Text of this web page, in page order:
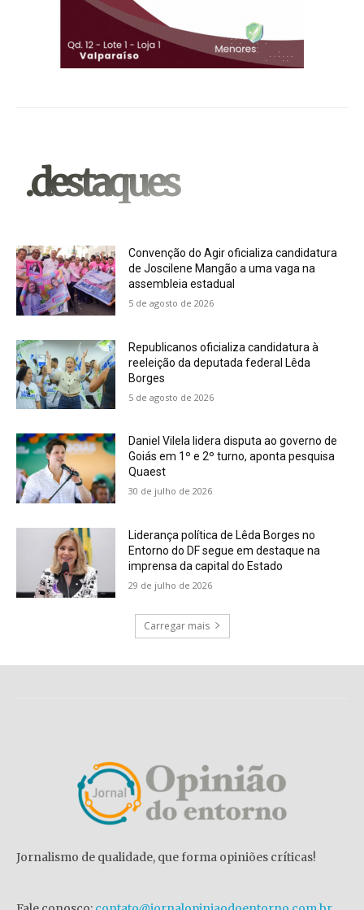
.destaques
Convenção do Agir oficializa candidatura
de Joscilene Mangão a uma vaga na
assembleia estadual
5 de agosto de 2026
Republicanos oficializa candidatura à
reeleição da deputada federal Lêda
Borges
5 de agosto de 2026
Daniel Vilela lidera disputa ao governo de
Goiás em 1º e 2º turno, aponta pesquisa
Quaest
30 de julho de 2026
Liderança política de Lêda Borges no
Entorno do DF segue em destaque na
imprensa da capital do Estado
29 de julho de 2026
Carregar mais
Jornalismo de qualidade, que forma opiniões críticas!